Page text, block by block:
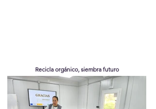
Recicla orgánico, siembra futuro